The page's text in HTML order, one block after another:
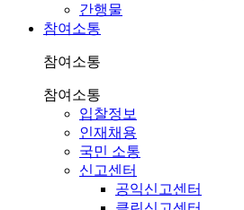
간행물
참여소통
참여소통
참여소통
입찰정보
인재채용
국민 소통
신고센터
공익신고센터